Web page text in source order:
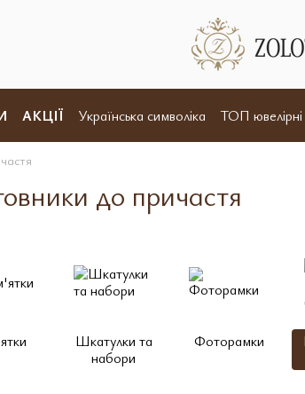
АКЦІЇ Українська символіка ТОП
до причастя
Шкатулки та
набори
Фоторамки